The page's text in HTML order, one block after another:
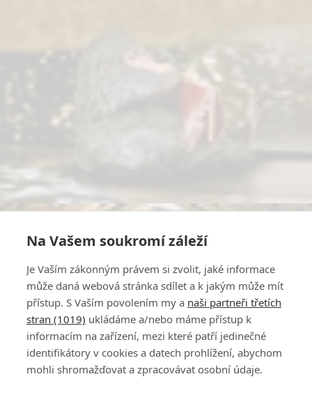
Na Vašem soukromí záleží
Je Vaším zákonným právem si zvolit, jaké informace
může daná webová stránka sdílet a k jakým může mít
přístup. S Vaším povolením my a naši partneři třetích
stran (1019) ukládáme a/nebo máme přístup k
informacím na zařízení, mezi které patří jedinečné
identifikátory v cookies a datech prohlížení, abychom
mohli shromažďovat a zpracovávat osobní údaje.